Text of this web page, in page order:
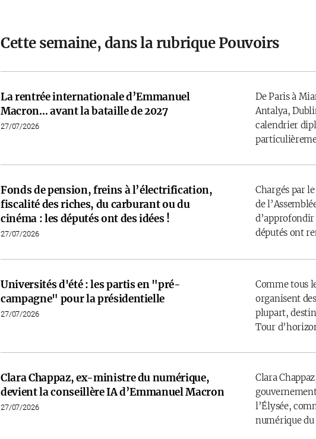
Cette semaine, dans la rubrique Pouvoirs
La rentrée internationale d’Emmanuel
Macron… avant la bataille de 2027
27/07/2026
De Paris à
Antalya,
calendrier
Fonds de pension, freins à l’électrification,
fiscalité des riches, du carburant ou du
cinéma : les députés ont des idées !
27/07/2026
Chargés par
de
députés ont
Universités d'été : les partis en "pré-
campagne" pour la présidentielle
27/07/2026
Comme tous
organisent
plupart,
Tour
Clara Chappaz, ex-ministre du numérique,
devient la conseillère IA d’Emmanuel Macron
27/07/2026
Clara
l’Élysée,
numérique du